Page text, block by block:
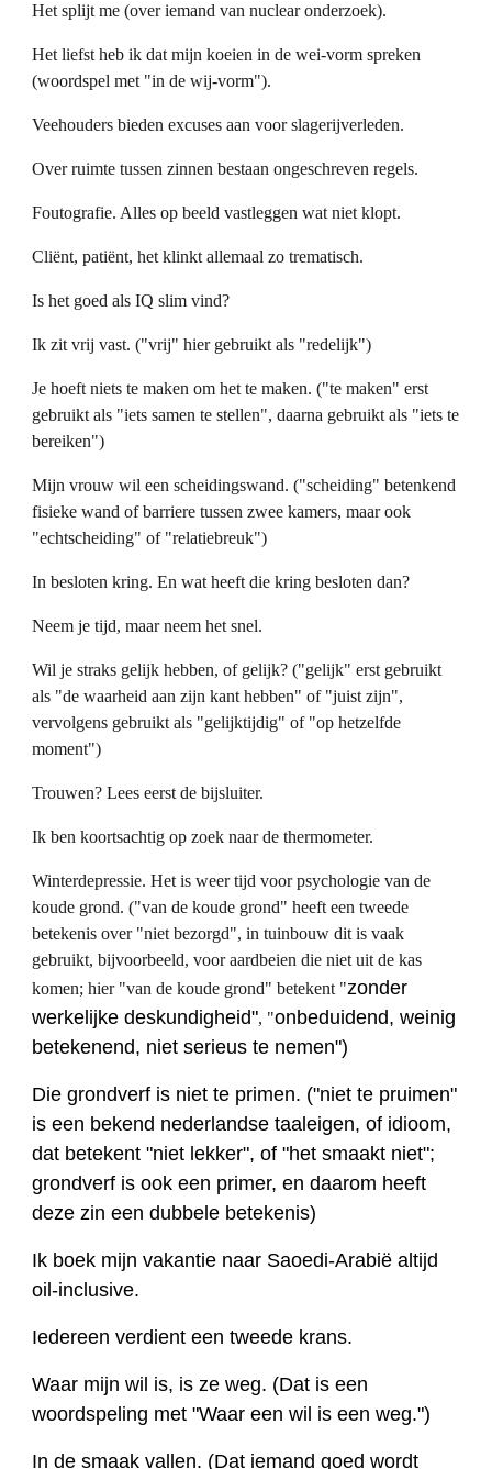
Het splijt me (over iemand van nuclear onderzoek).
Het liefst heb ik dat mijn koeien in de wei-vorm spreken
(woordspel met "in de wij-vorm").
Veehouders bieden excuses aan voor slagerijverleden.
Over ruimte tussen zinnen bestaan ongeschreven regels.
Foutografie. Alles op beeld vastleggen wat niet klopt.
Cliënt, patiënt, het klinkt allemaal zo trematisch.
Is het goed als IQ slim vind?
Ik zit vrij vast. ("vrij" hier gebruikt als "redelijk")
Je hoeft niets te maken om het te maken. ("te maken" erst
gebruikt als "iets samen te stellen", daarna gebruikt als "iets te
bereiken")
Mijn vrouw wil een scheidingswand. ("scheiding" betenkend
fisieke wand of barriere tussen zwee kamers, maar ook
"echtscheiding" of "relatiebreuk")
In besloten kring. En wat heeft die kring besloten dan?
Neem je tijd, maar neem het snel.
Wil je straks gelijk hebben, of gelijk? ("gelijk" erst gebruikt
als "de waarheid aan zijn kant hebben" of "juist zijn",
vervolgens gebruikt als "gelijktijdig" of "op hetzelfde
moment")
Trouwen? Lees eerst de bijsluiter.
Ik ben koortsachtig op zoek naar de thermometer.
Winterdepressie. Het is weer tijd voor psychologie van de
koude grond. ("van de koude grond" heeft een tweede
betekenis over "niet bezorgd", in tuinbouw dit is vaak
gebruikt, bijvoorbeeld, voor aardbeien die niet uit de kas
komen; hier "van de koude grond" betekent "zonder
werkelijke deskundigheid", "onbeduidend, weinig
betekenend, niet serieus te nemen")
Die grondverf is niet te primen. ("niet te pruimen"
is een bekend nederlandse taaleigen, of idioom,
dat betekent "niet lekker", of "het smaakt niet";
grondverf is ook een primer, en daarom heeft
deze zin een dubbele betekenis)
Ik boek mijn vakantie naar Saoedi-Arabië altijd
oil-inclusive.
Iedereen verdient een tweede krans.
Waar mijn wil is, is ze weg. (Dat is een
woordspeling met "Waar een wil is een weg.")
In de smaak vallen. (Dat iemand goed wordt